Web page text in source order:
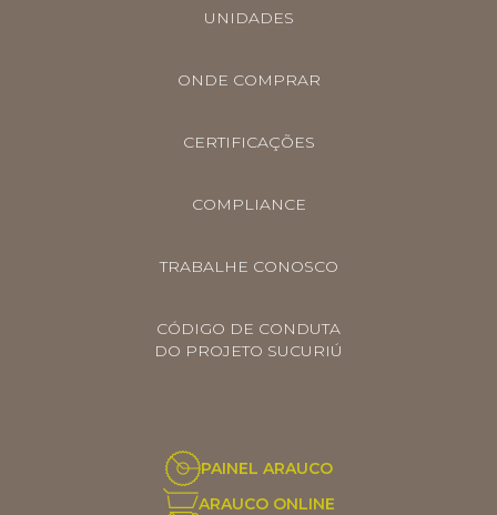
UNIDADES
ONDE COMPRAR
CERTIFICAÇÕES
COMPLIANCE
TRABALHE CONOSCO
CÓDIGO DE CONDUTA
DO PROJETO SUCURIÚ
PAINEL ARAUCO
ARAUCO ONLINE